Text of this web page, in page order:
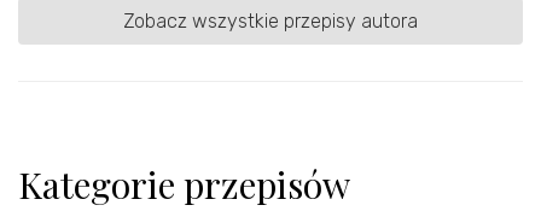
Zobacz wszystkie przepisy autora
Kategorie przepisów